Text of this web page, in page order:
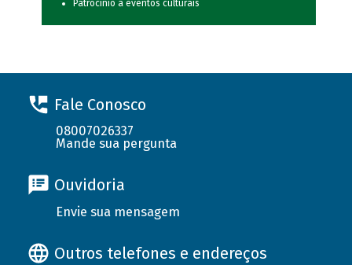
Patrocínio a eventos culturais
Fale Conosco
08007026337
Mande sua pergunta
Ouvidoria
Envie sua mensagem
Outros telefones e endereços